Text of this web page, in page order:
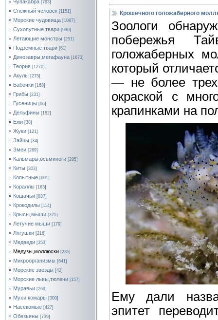
Чупакабра [793]
Снежный человек [1151]
Морские чудовища [1087]
Сухопутные твари [930]
Летающие монстры [251]
Подземные твари [61]
Динозавры,мегафауна [1673]
Теория [1270]
Акулы [275]
Бабочки [168]
Грибы [231]
Гусеницы [66]
Дельфины [182]
Ежи [38]
Жуки [121]
Зайцы [34]
Змеи [269]
Кальмары,осьминоги [205]
Киты [303]
Копытные [601]
Кораллы [163]
Кошачьи [837]
Крокодилы [114]
Крысы,мыши [375]
Летучие мыши [179]
Лягушки [216]
Медведи [353]
Медузы,моллюски [235]
Микроорганизмы [641]
Морские звезды [42]
Морские львы,тюлени [157]
Муравьи [269]
Мухи,комары [300]
Насекомые [427]
Обезьяны [739]
Крошечного голожаберного
Зоологи
побережья
голожаберных
который
— не более
окраской с
крапинками на
Ему дали
эпитет